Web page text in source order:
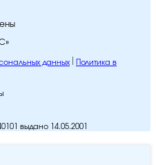
данных
Политика в
выдано 14.05.2001